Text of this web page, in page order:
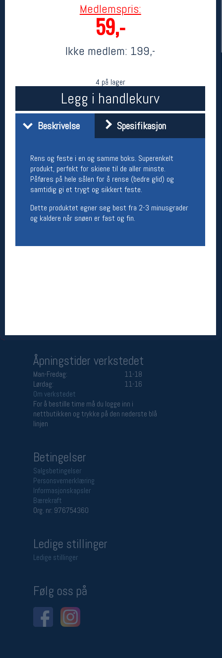
Medlemspris:
59,-
Ikke medlem: 199,-
4 på lager
Legg i handlekurv
Beskrivelse Spesifikasjon
Rens og feste i en og samme boks. Superenkelt
produkt, perfekt for skiene til de aller minste.
Påføres på hele sålen for å rense (bedre glid) og
samtidig gi et trygt og sikkert feste.
Dette produktet egner seg best fra 2-3 minusgrader
og kaldere når snøen er fast og fin.
Her finner du oss
Oslo Sportslager
Telefon: 23 32 62 00
(telefontid man-fredag klokken 10-13)
Vis i kart
Om oss
Kontakt oss
Åpningstider butikk
Åpningstider verkstedet
Man-Fredag:
11-18
Lørdag:
11-16
Om verkstedet
For å bestille time må du logge inn i
nettbutikken og trykke på den nederste blå
linjen
Betingelser
Salgsbetingelser
Personsvernerklæring
Informasjonskapsler
Bærekraft
Org. nr: 976754360
Ledige stillinger
Ledige stillinger
Følg oss på